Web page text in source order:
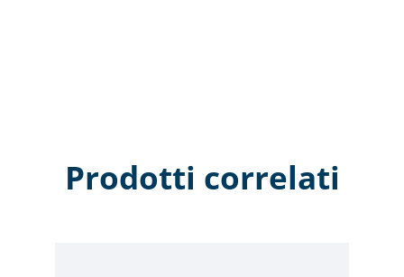
Prodotti correlati